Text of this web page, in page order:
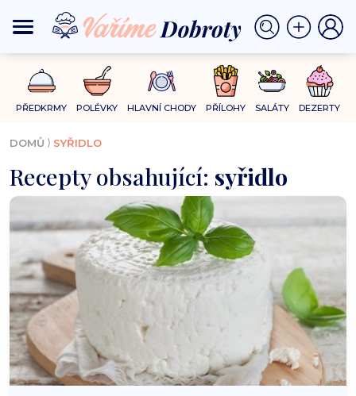
PŘEDKRMY POLÉVKY HLAVNÍ CHODY PŘÍLOHY SALÁTY DEZERTY
DOMŮ ⟩ SYŘIDLO
Recepty obsahující: syřidlo